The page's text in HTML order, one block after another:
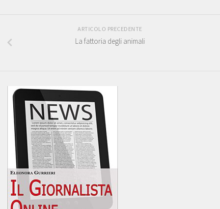
ARTICOLO PRECEDENTE
La fattoria degli animali